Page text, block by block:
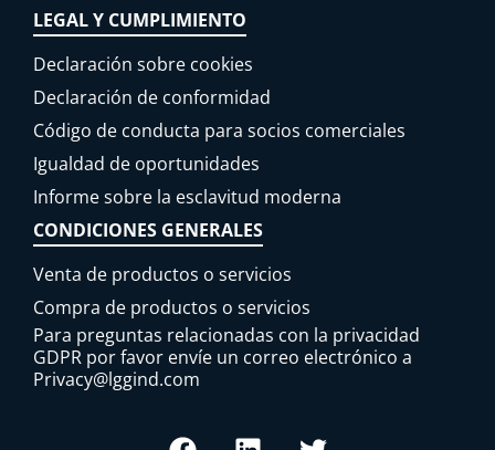
LEGAL Y CUMPLIMIENTO
Declaración sobre cookies
Declaración de conformidad
Código de conducta para socios comerciales
Igualdad de oportunidades
Informe sobre la esclavitud moderna
CONDICIONES GENERALES
Venta de productos o servicios
Compra de productos o servicios
Para preguntas relacionadas con la privacidad
GDPR por favor envíe un correo electrónico a
Privacy@lggind.com